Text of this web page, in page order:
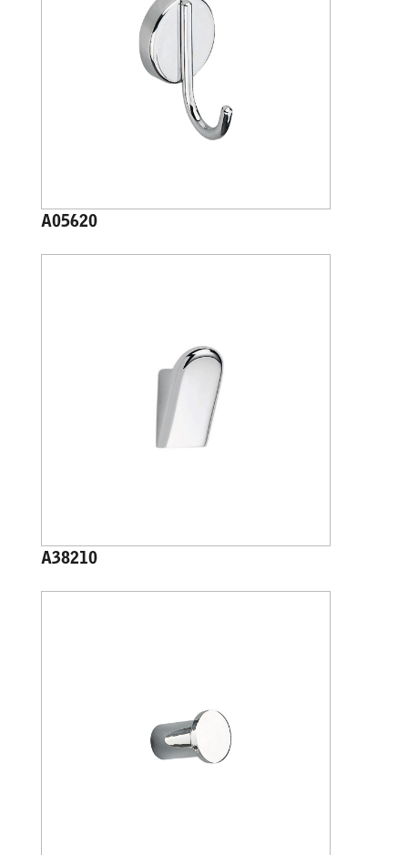
A05620
A38210